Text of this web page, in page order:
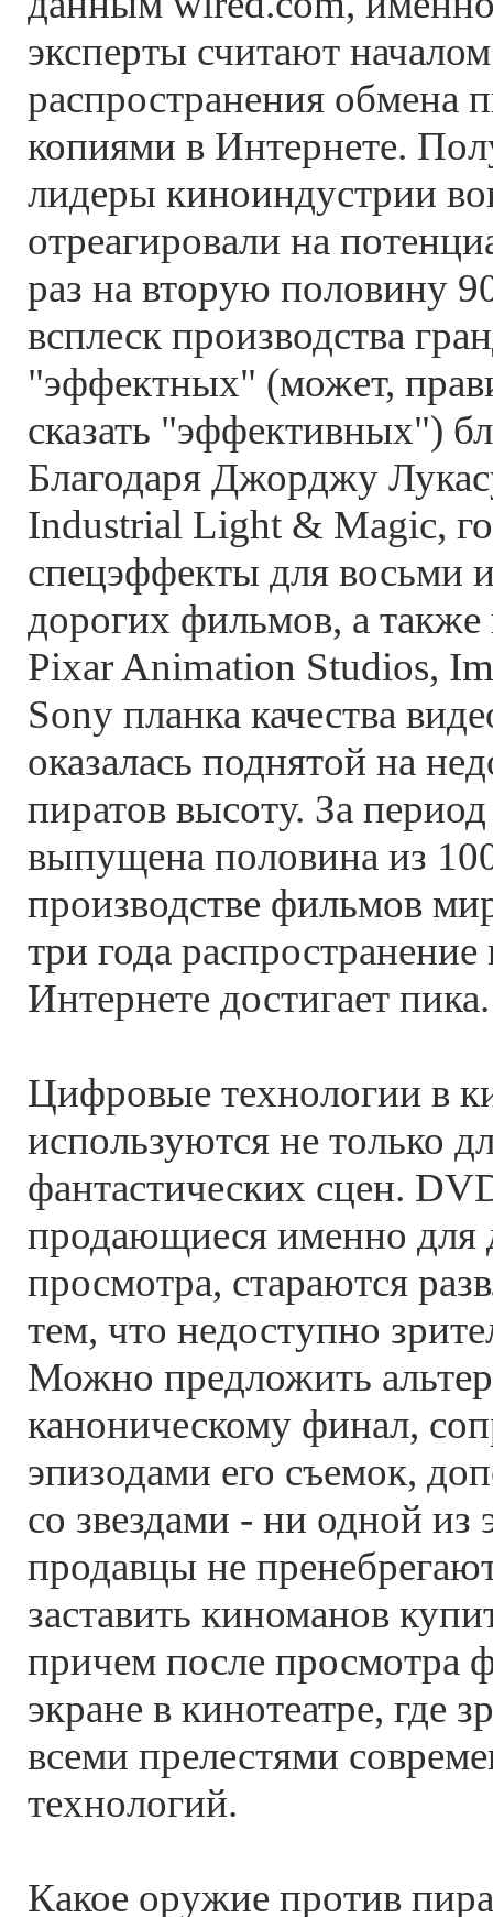
эксперты считают
распространения обмена
копиями в Интернете.
лидеры киноиндустрии
отреагировали на
раз на вторую половину
всплеск производства
"эффектных" (может,
сказать "эффективных")
Благодаря Джорджу
Industrial Light & Magic,
спецэффекты для восьми
дорогих фильмов, а также
Pixar Animation Studios,
Sony планка качества
оказалась поднятой на
пиратов высоту. За
выпущена половина из
производстве фильмов
три года
Интернете достигает пика.
Цифровые технологии в
используются не только
фантастических сцен.
продающиеся именно для
просмотра, стараются
тем, что недоступно
Можно предложить
каноническому финал,
эпизодами его съемок,
со звездами - ни одной из
продавцы не
заставить киноманов
причем после просмотра
экране в кинотеатре, где
всеми прелестями
технологий.
Какое оружие против